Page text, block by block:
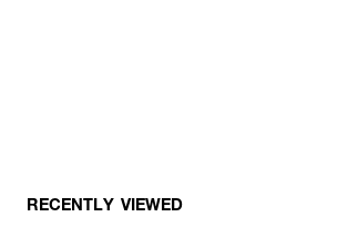
RECENTLY VIEWED